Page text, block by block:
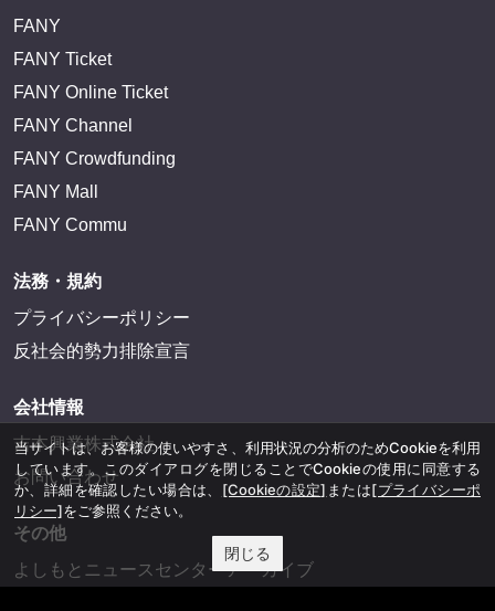
FANY
FANY Ticket
FANY Online Ticket
FANY Channel
FANY Crowdfunding
FANY Mall
FANY Commu
法務・規約
プライバシーポリシー
反社会的勢力排除宣言
会社情報
吉本興業株式会社
お問い合わせ
その他
よしもとニュースセンターアーカイブ
当サイトは、お客様の使いやすさ、利用状況の分析のためCookieを利用
しています。このダイアログを閉じることでCookieの使用に同意する
か、詳細を確認したい場合は、 [Cookieの設定] または[プライバシーポ
リシー]をご参照ください。
閉じる